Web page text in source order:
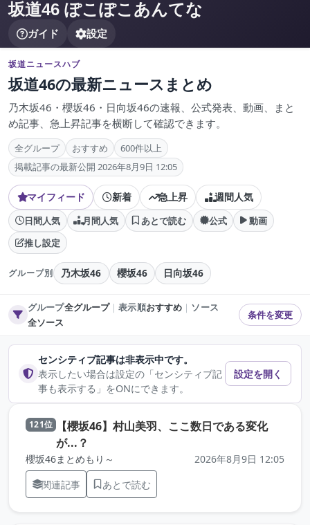
坂道46 ぽこぽこあんてな
ガイド 設定
坂道ニュースハブ
坂道46の最新ニュースまとめ
乃木坂46・櫻坂46・日向坂46の速報、公式発表、動画、まと
め記事、急上昇記事を横断して確認できます。
全グループ おすすめ
600件以上
掲載記事の最新公開 2026年8月9日 12:05
マイフィード 新着 急上昇 週間人気
日間人気 月間人気 あとで読む 公式
動画
推し設定
グループ別 乃木坂46 櫻坂46 日向坂46
グループ全グループ｜表示順おすすめ ｜ ソース
全ソース
条件を変更
センシティブ記事は非表示中です。
表示したい場合は設定の「センシティブ記
事も表示する」をONにできます。
設定を開く
121位
【櫻坂46】村山美羽、ここ数日である変化
が...？
櫻坂46まとめもり～
2026年8月9日 12:05
関連記事
あとで読む